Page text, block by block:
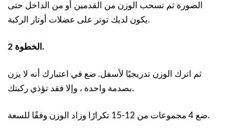
الصورة ثم تسحب الوزن من القدمين أو من الداخل حتى
يكون لديك توتر على عضلات أوتار الركبة.
الخطوة 2.
ثم اترك الوزن تدريجيًا لأسفل. ضع في اعتبارك أنه لا يزن
بصدمة واحدة ، وإلا فقد تؤذي ركبتك.
ضع 4 مجموعات من 12-15 تكرارًا وزاد الوزن وفقًا للسعة.